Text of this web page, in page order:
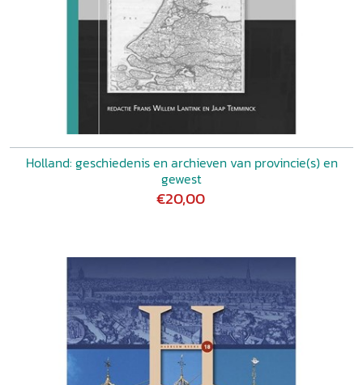
Holland: geschiedenis en archieven van provincie(s) en
gewest
€20,00